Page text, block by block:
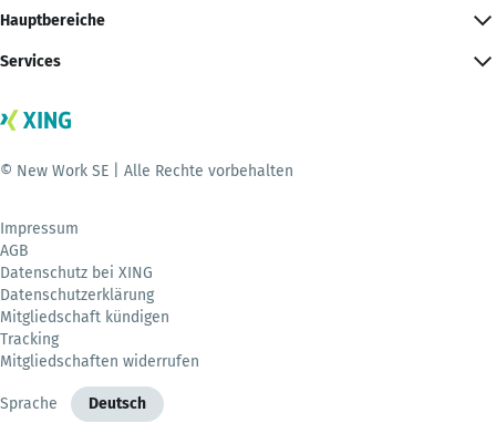
Hauptbereiche
Services
© New Work SE | Alle Rechte vorbehalten
Impressum
AGB
Datenschutz bei XING
Datenschutzerklärung
Mitgliedschaft kündigen
Tracking
Mitgliedschaften widerrufen
Sprache Deutsch